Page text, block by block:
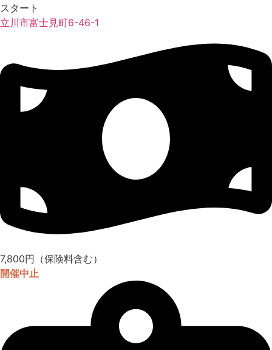
スタート
立川市富士見町6-46-1
7,800円（保険料含む）
開催中止